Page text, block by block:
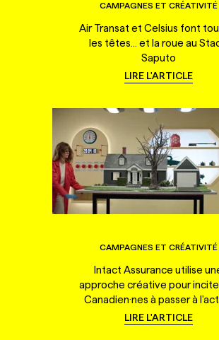
CAMPAGNES ET CRÉATIVITÉ
Air Transat et Celsius font
les têtes... et la roue au
Saputo
LIRE L'ARTICLE
CAMPAGNES ET CRÉATIVITÉ
Intact Assurance utilise
approche créative pour
Canadien·nes à passer à
LIRE L'ARTICLE